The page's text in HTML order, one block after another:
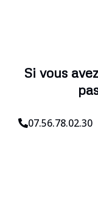
Si vous
07.56.78.02.30